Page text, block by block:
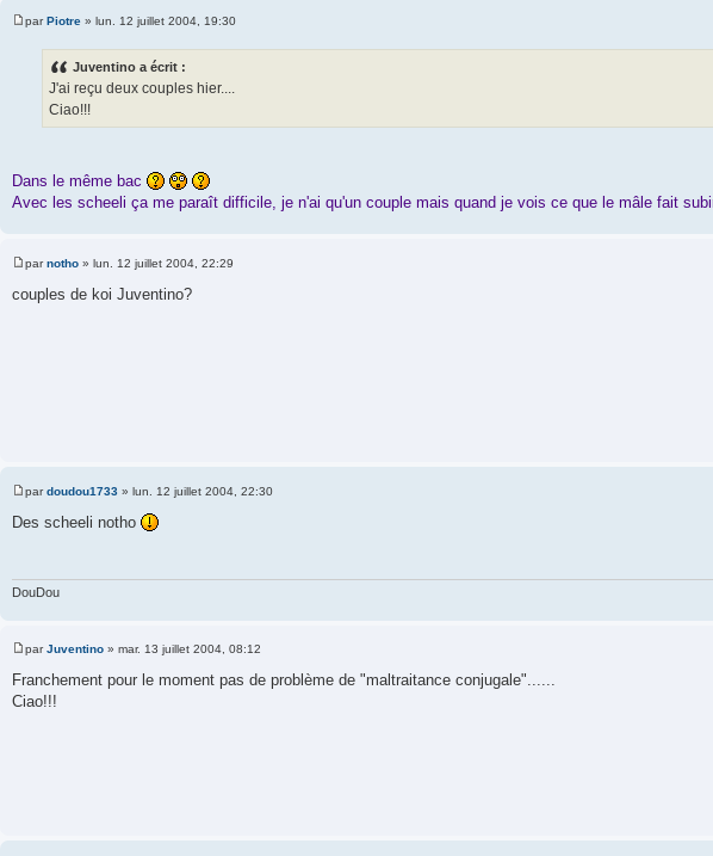
M
parPiotre » lun. 12 juillet 2004, 19:30
Juventino a écrit :
J'ai reçu deux couples hier....
Ciao!!!
Dans le même bac
Avec les scheeli ça me paraît difficile, je n'ai qu'un couple mais quand je vois ce que le mâle fait
M
s
parnotho » lun. 12 juillet 2004, 22:29
couples de koi Juventino?
M
s
e
pardoudou1733 » lun. 12 juillet 2004, 22:30
Des scheeli notho
DouDou
M
e
s
s
parJuventino » mar. 13 juillet 2004, 08:12
Franchement pour le moment pas de problème de "maltraitance conjugale"......
Ciao!!!